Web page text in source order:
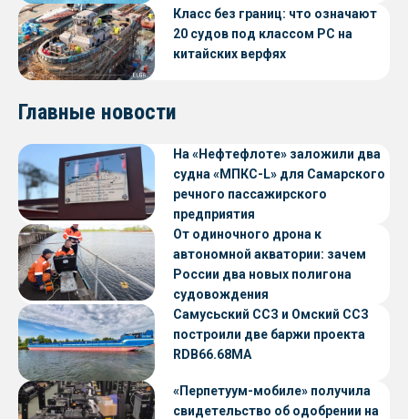
Класс без границ: что означают
20 судов под классом РС на
китайских верфях
Главные новости
На «Нефтефлоте» заложили два
судна «МПКС-L» для Самарского
речного пассажирского
предприятия
От одиночного дрона к
автономной акватории: зачем
России два новых полигона
судовождения
Самусьский ССЗ и Омский ССЗ
построили две баржи проекта
RDB66.68МА
«Перпетуум-мобиле» получила
свидетельство об одобрении на